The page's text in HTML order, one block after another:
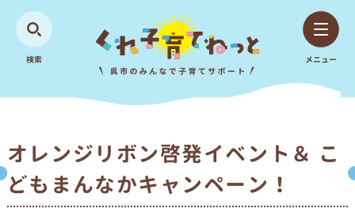
検索 メニュー
オレンジリボン啓発イベント＆ こ
どもまんなかキャンペーン！